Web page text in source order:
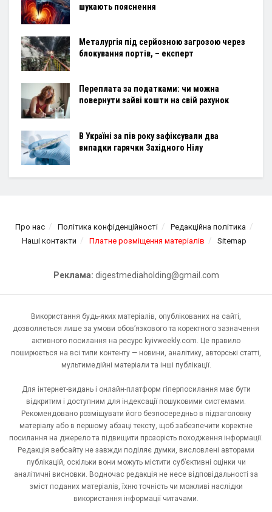
шукають пояснення
Металургія під серйозною загрозою через
блокування портів, – експерт
Переплата за податками: чи можна
повернути зайві кошти на свій рахунок
В Україні за пів року зафіксували два
випадки гарячки Західного Нілу
Про нас Політика конфіденційності
Редакційна політика
Наші контакти
Платне розміщення матеріалів Sitemap
Реклама: digestmediaholding@gmail.com
Використання будь-яких матеріалів, опублікованих на сайті,
дозволяється лише за умови обов’язкового та коректного зазначення
активного посилання на ресурс kyivweekly.com. Це правило
поширюється на всі типи контенту — новини, аналітику, авторські статті,
мультимедійні матеріали та інші публікації.
Для інтернет-видань і онлайн-платформ гіперпосилання має бути
відкритим і доступним для індексації пошуковими системами.
Рекомендовано розміщувати його безпосередньо в підзаголовку
матеріалу або в першому абзаці тексту, щоб забезпечити коректне
посилання на джерело та підвищити прозорість походження інформації.
Редакція вебсайту не завжди поділяє думки, висловлені авторами
публікацій, оскільки вони можуть містити суб’єктивні оцінки чи
аналітичні висновки. Водночас редакція не несе відповідальності за
зміст поданих матеріалів, їхню точність чи можливі наслідки
використання інформації читачами.